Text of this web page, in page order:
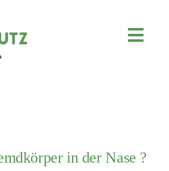
in der Nase ?